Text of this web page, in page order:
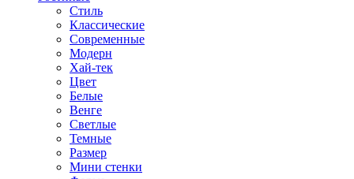
Стиль
Классические
Современные
Модерн
Хай-тек
Цвет
Белые
Венге
Светлые
Темные
Размер
Мини стенки